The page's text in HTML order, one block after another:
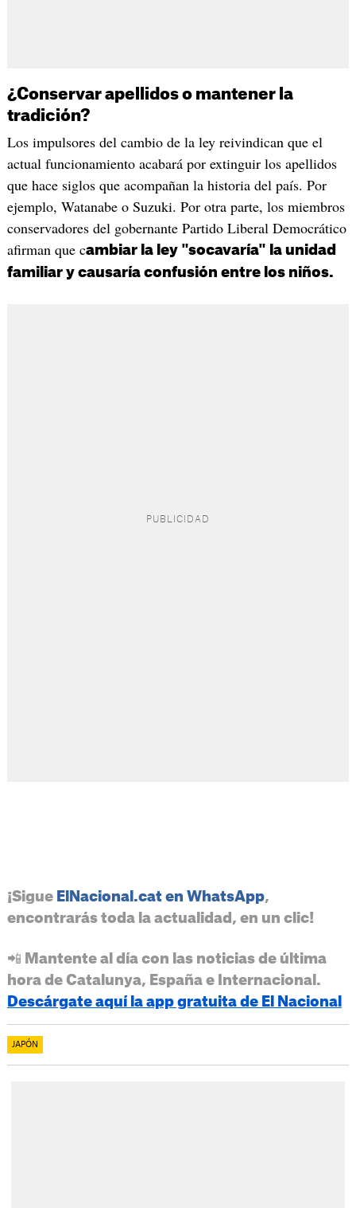
¿Conservar apellidos o mantener la
tradición?
Los impulsores del cambio de la ley reivindican que el
actual funcionamiento acabará por extinguir los apellidos
que hace siglos que acompañan la historia del país. Por
ejemplo, Watanabe o Suzuki. Por otra parte, los miembros
conservadores del gobernante Partido Liberal Democrático
afirman que cambiar la ley "socavaría" la unidad
familiar y causaría confusión entre los niños.
¡Sigue ElNacional.cat en WhatsApp,
encontrarás toda la actualidad, en un clic!
📲 Mantente al día con las noticias de última
hora de Catalunya, España e Internacional.
Descárgate aquí la app gratuita de El Nacional
JAPÓN